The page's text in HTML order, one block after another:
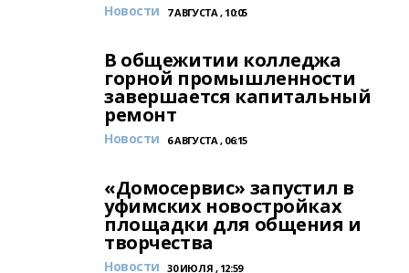
Новости 7 АВГУСТА , 10:05
В общежитии колледжа
горной промышленности
завершается капитальный
ремонт
Новости 6 АВГУСТА , 06:15
«Домосервис» запустил в
уфимских новостройках
площадки для общения и
творчества
Новости 30 ИЮЛЯ , 12:59